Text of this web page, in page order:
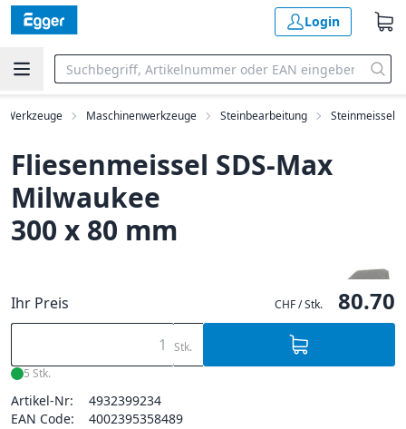
Login
Werkzeuge Maschinenwerkzeuge Steinbearbeitung Steinmeissel
Fliesenmeissel SDS-Max
Milwaukee
300 x 80 mm
Ihr Preis CHF / Stk. 80.70
Stk.
5 Stk.
Artikel-Nr:
4932399234
EAN Code:
4002395358489